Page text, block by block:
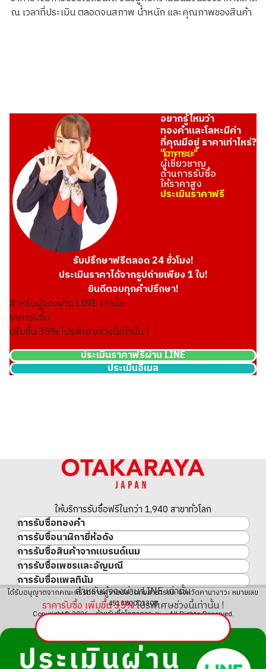
ณ เวลาที่ประเมิน ตลอดจนสภาพ น้ำหนัก และคุณภาพของสินค้า
อยากรู้ไหมว่า
ทองคำและโลหะมีค่า
ที่คุณมีอยู่ ราคาเท่าไหร่?
"โอทาคาระยะ"
ผู้เชี่ยวชาญ
ด้านการรับซื้อ
ให้ราคาสูง
ประเมินราคาฟรี
รับปรึกษาฟรีตลอด 24 ชั่วโมง!
ประเมินราคาได้จากรูปถ่ายเพียง 1 ใบ!
ยินดีตอบทุกคำปรึกษา!
สำหรับผู้จองผ่าน LINE เท่านั้น
ราคารับซื้อ
เพิ่มขึ้น35% โปรพิเศษช่วงนี้เท่านั้น !
ประเมินราคาฟรีผ่าน LINE
ประเมินอีเมล
สำหรับผู้จองผ่าน LINE เท่านั้น
ราคารับซื้อ เพิ่มขึ้น35%โปรพิเศษช่วงนี้เท่านั้น !
ให้บริการรับซื้อฟรีในกว่า 1,940 สาขาทั่วโลก
การรับซื้อทองคำ
ทองคำ
ทองคำแท่ง
เหรียญทองคำ/เหรียญเงิน
ประวัติราคาทองคำ 10 ปี
ทองรูปพรรณ
แหวนทอง
สร้อยคอทอง・จี้ทอง
การรับซื้อนาฬิกายี่ห้อดัง
นาฬิกาแบรนด์เนม
Rolex
Patek Philippe
Audemars Piguet
Vacheron Constantin
A. Lange & Söhne
Breguet
การรับซื้อสินค้าจากแบรนด์เนม
สินค้าแบรนด์เนม
Cartier
LOUIS VUITTON
Hermès
CHANEL
CELINE
Fendi
การรับซื้อเพชรและอัญมณี
อัญมณี
เพชร
มรกต
ไพลิน
ทับทิม
การรับซื้อแพลทินัม
แพลทินัม
ได้รับอนุญาตจากคณะกรรมการความปลอดภัยสาธารณะ จังหวัดคานางาวะ หมายเลข
451380001308
Copyright© 2026 ร้านรับซื้อโอทาคาระยะ All Rights Reserved.